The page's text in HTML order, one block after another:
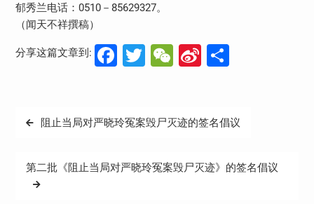
郁秀兰电话：0510－85629327。
（闻天不祥撰稿）
分享这篇文章到: Facebook
Twitter
WeChat
Sina分
文
导
阻止当局对严晓玲冤案毁尸灭迹的签名倡议
第二批《阻止当局对严晓玲冤案毁尸灭迹》的签名倡议